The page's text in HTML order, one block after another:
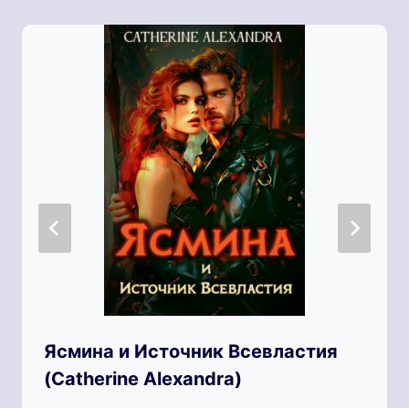
Ясмина и Источник Всевластия
(Catherine Alexandra)